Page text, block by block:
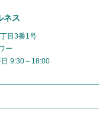
ネス
目3番1号
ー
9:30～18:00